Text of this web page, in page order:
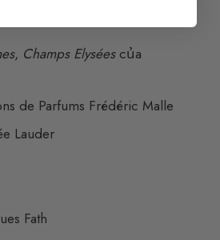
, Champs Elyséescủa
de Parfums Frédéric Malle
Lauder
Fath